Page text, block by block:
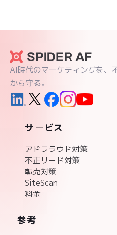
AI時代のマーケティングを、
から守る。
サービス
アドフラウド対策
不正リード対策
転売対策
SiteScan
料金
参考